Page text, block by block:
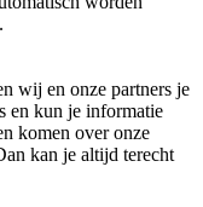
wij en onze partners je
en kun je informatie
komen over onze
kan je altijd terecht